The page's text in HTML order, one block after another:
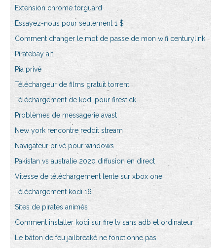
Extension chrome torguard
Essayez-nous pour seulement 1 $
Comment changer le mot de passe de mon wifi centurylink
Piratebay alt
Pia privé
Téléchargeur de films gratuit torrent
Téléchargement de kodi pour firestick
Problèmes de messagerie avast
New york rencontre reddit stream
Navigateur privé pour windows
Pakistan vs australie 2020 diffusion en direct
Vitesse de téléchargement lente sur xbox one
Téléchargement kodi 16
Sites de pirates animés
Comment installer kodi sur fire tv sans adb et ordinateur
Le bâton de feu jailbreaké ne fonctionne pas